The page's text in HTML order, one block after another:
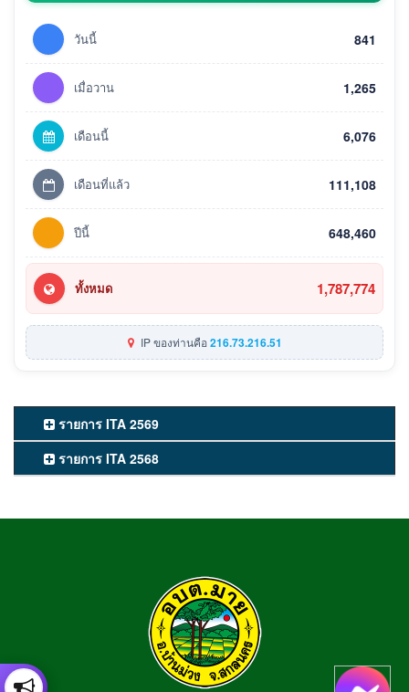
วันนี้ 841
เมื่อวาน 1,265
เดือนนี้ 6,076
เดือนที่แล้ว 111,108
ปีนี้ 648,460
ทั้งหมด 1,787,774
IP ของท่านคือ216.73.216.51
รายการ ITA 2569
รายการ ITA 2568